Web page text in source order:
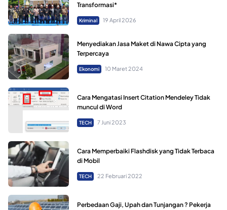
Transformasi*
Kriminal 19 April 2026
Menyediakan Jasa Maket di Nawa Cipta yang
Terpercaya
Ekonomi 10 Maret 2024
Cara Mengatasi Insert Citation Mendeley Tidak
muncul di Word
TECH 7 Juni 2023
Cara Memperbaiki Flashdisk yang Tidak Terbaca
di Mobil
TECH 22 Februari 2022
Perbedaan Gaji, Upah dan Tunjangan ? Pekerja